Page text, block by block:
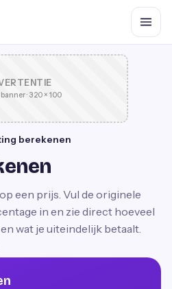
· 320 × 100
berekenen
een prijs. Vul de originele
in en zie direct hoeveel
wat je uiteindelijk betaalt.